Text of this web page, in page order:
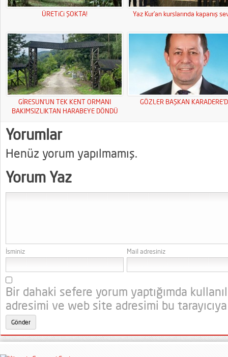
ÜRETiCi ŞOKTA! Yaz Kur’an kurslarında kapanış
GİRESUN’UN TEK KENT ORMANI
BAKIMSIZLIKTAN HARABEYE DÖNDÜ
GÖZLER BAŞKAN
Yorumlar
Henüz yorum yapılmamış.
Yorum Yaz
İsminiz Mail adresiniz
Bir dahaki sefere yorum yaptığımda
adresimi ve web site adresimi bu